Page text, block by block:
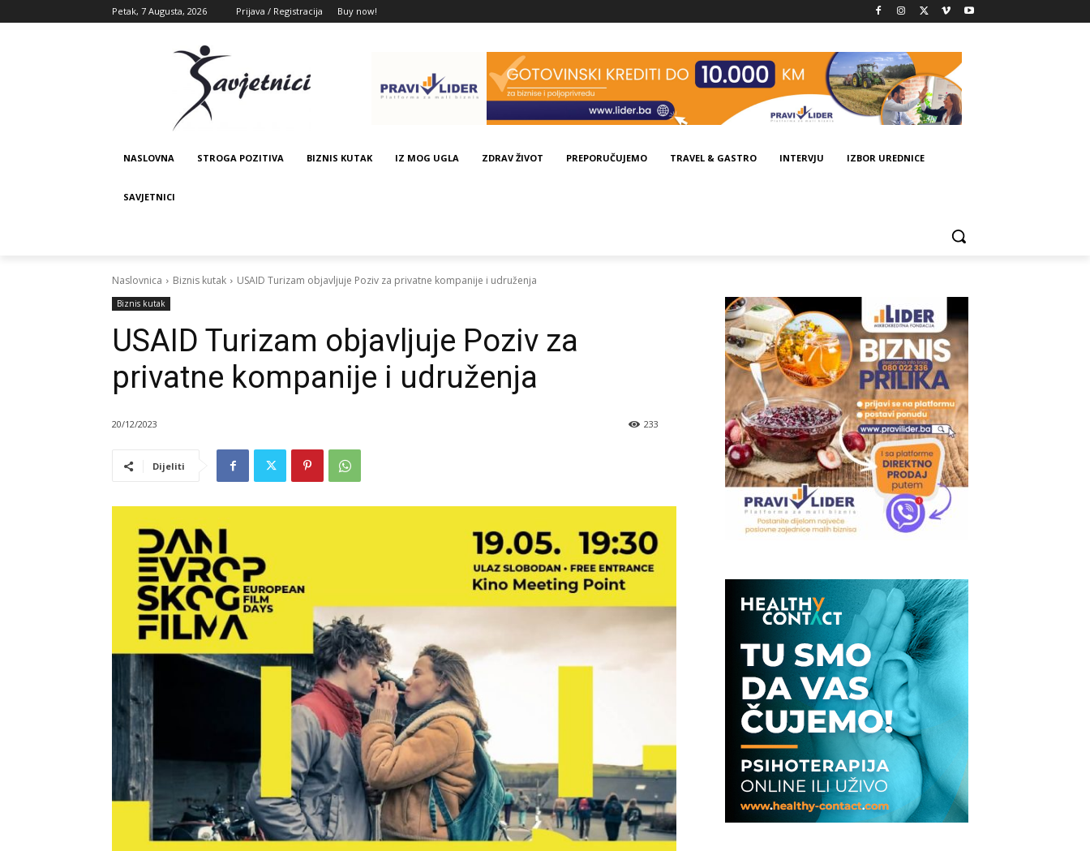
Petak, 7 Augusta, 2026 Prijava / Registracija Buy now!
NASLOVNA STROGA POZITIVA BIZNIS KUTAK IZ MOG UGLA ZDRAV ŽIVOT PREPORUČUJEMO TRAVEL & GASTRO INTERVJU IZBOR UREDNICE
SAVJETNICI
Naslovnica Biznis kutak USAID Turizam objavljuje Poziv za privatne kompanije i udruženja
Biznis kutak
USAID Turizam objavljuje Poziv za
privatne kompanije i udruženja
20/12/2023 233
Dijeliti